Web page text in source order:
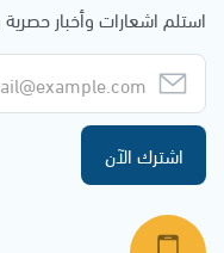
استلم اشعارات وأخبار
اشترك الآن